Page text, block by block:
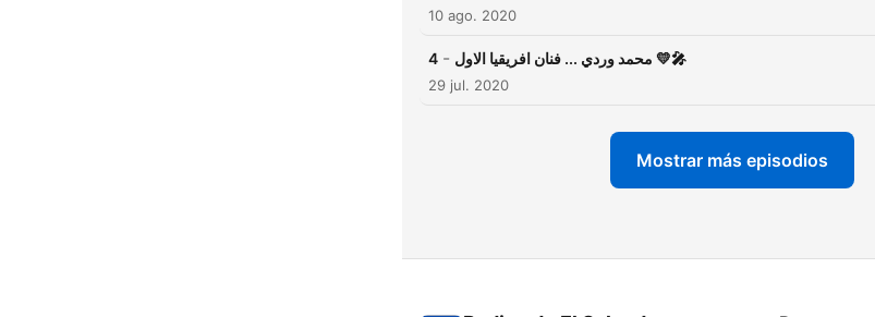
10 ago. 2020
4 - محمد وردي ... فنان افريقيا الاول 💛🎤
29 jul. 2020
Mostrar más episodios